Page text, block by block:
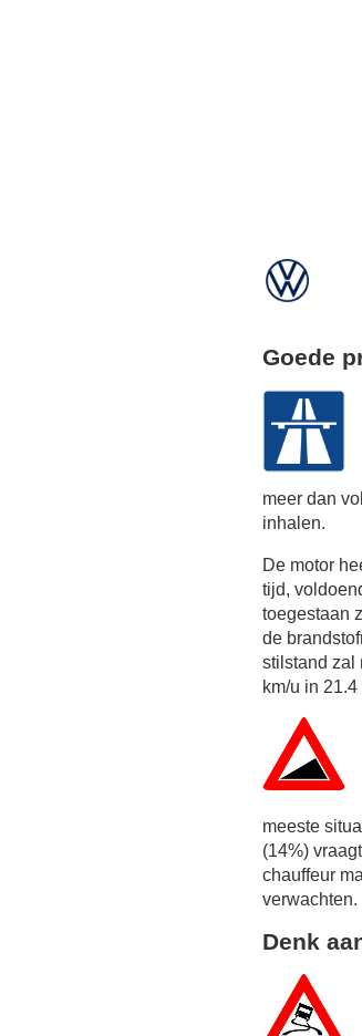
Goede
meer dan
inhalen.
De motor
tijd,
toegestaan
de
stilstand zal
km/u in 21.4
meeste
(14%)
chauffeur
verwachten.
Denk